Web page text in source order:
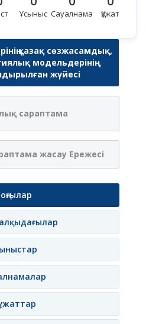
Ұсыныс Сауалнама Құжат
қазақ сөзжасамдық,
модельдерінің
жүйесі
сараптама
жасау Ережесі